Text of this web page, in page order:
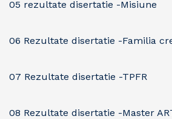
05 rezultate disertatie -Misiune
06 Rezultate disertatie -Familia
07 Rezultate disertatie -TPFR
08 Rezultate disertatie -Master